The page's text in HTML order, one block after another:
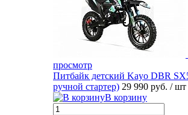
просмотр
Питбайк детский Kayo DBR
ручной стартер) 29 990 руб. / шт
В корзину